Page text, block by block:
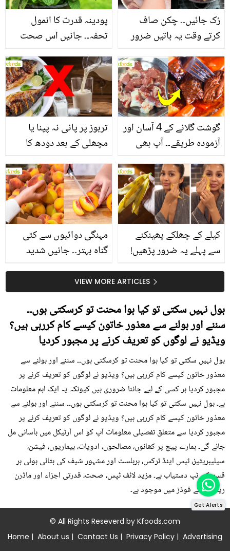
پودینہ قدرت کا انمول
تحفہ۔۔ جانیں اس صحت
بخش پتوں کے 10 حیرت
انگیز طبی فوائد
رُک جائیں۔۔ چکن صاف
کرتے وقت یہ باتیں ضرور
یاد رکھیں
تربوز پر پانی نہ پینا یا
مچھلی کے بعد دودھ کا
استعمال۔۔ جانیں کھانوں
سے متعلق غلط فہمیوں کی
حقیقت کیا ہے اور افواہ
کیا؟
گوشت گلانے کے 4 آسان اور
آزمودہ طریقے۔۔ آپ بھی
جانیں انٹرنیشنل شیف کے
بتائے راز
مہنگی دوائیوں سے کئی
گناہ بہتر۔۔ جانیں شدید
گرمی کے موسم میں آڑو
کیوں کھانا چاہیے؟
کیلے کے چھلکے پھینکنے
سے پہلے یہ ضرور پڑھیں!
جلد کے 3 بڑے مسائل کا
سستا اور قدرتی حلVIEW MORE ARTICLES
بول نہیں سکتی تو کیا ہوا محنت تو کرسکتی ہوں۔۔
سننے اور بولنے سے معذور خاتون کیسے کام کررہی ہیں؟
ویڈیو نے لوگوں کو تعریف کرنے پر مجبور کردیا
بول نہیں سکتی تو کیا ہوا محنت تو کرسکتی ہوں۔۔ سننے اور بولنے سے
معذور خاتون کیسے کام کررہی ہیں؟ ویڈیو نے لوگوں کو تعریف کرنے پر
مجبور کردیا ہر کسی کے لیے جاننا ضروری ہیں کیونکہ یہ ایک اہم معلومات
ہے۔ بول نہیں سکتی تو کیا ہوا محنت تو کرسکتی ہوں۔۔ سننے اور بولنے سے
معذور خاتون کیسے کام کررہی ہیں؟ ویڈیو نے لوگوں کو تعریف کرنے پر
مجبور کردیا سے متعلق تفصیلی معلومات آپ کو اس آرٹیکل میں بآسانی مل
جائے گی۔ ہمارے پیج پر کھانوں، مصالحوں، ادویات، بیماریوں، فیشن،
سیلیبریٹیز، ٹپس اینڈ ٹرکس، ہربلسٹ اور مشہور شیف کی بتائی ہوئی ہر
قسم کی ٹپ دستیاب ہے۔ مزید لائف ٹپس، صحت، قدرتی اجزاء اور ماڈرن
ریمیڈی کے فوڈز میں موجود ہے۔
© All Rights Reseverd by Kfoods.com
Home | About us | Contact Us | Privacy Policy | Advertising
Get Alerts